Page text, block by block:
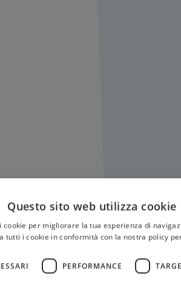
Questo sito web utilizza cookie
cookie per migliorare la tua esperienza di
tutti i cookie in conformità con la nostra policy
PERFORMANCE